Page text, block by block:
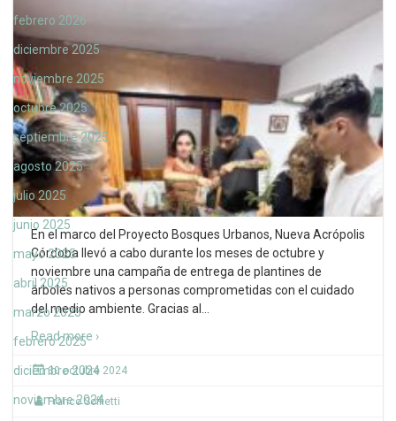
febrero 2026
diciembre 2025
noviembre 2025
octubre 2025
septiembre 2025
agosto 2025
julio 2025
junio 2025
mayo 2025
abril 2025
marzo 2025
febrero 2025
diciembre 2024
noviembre 2024
En el marco del Proyecto Bosques Urbanos, Nueva Acrópolis
Córdoba llevó a cabo durante los meses de octubre y
noviembre una campaña de entrega de plantines de
árboles nativos a personas comprometidas con el cuidado
del medio ambiente. Gracias al …
Read more ›
30 octubre 2024
Franco Soffietti